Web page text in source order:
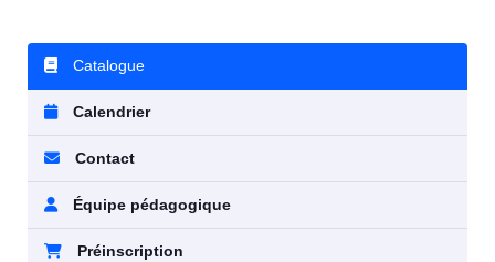
Catalogue
Calendrier
Contact
Équipe pédagogique
Préinscription